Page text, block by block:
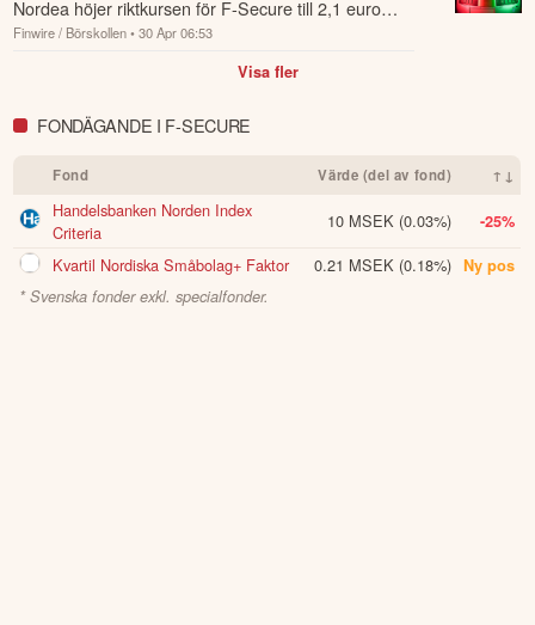
Nordea höjer riktkursen för F-Secure till 2,1 euro
(2,0), upprepar köp.
Finwire / Börskollen • 30 Apr 06:53
Visa fler
FONDÄGANDE I F-SECURE
Fond Värde (del av fond) ↑↓
Handelsbanken Norden Index
Criteria
10 MSEK (0.03%) -25%
Kvartil Nordiska Småbolag+ Faktor 0.21 MSEK (0.18%) Ny pos
* Svenska fonder exkl. specialfonder.